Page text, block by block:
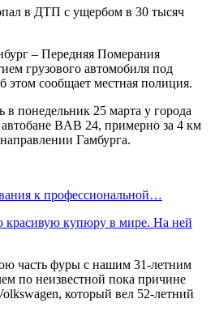
– Передняя Померания
грузового автомобиля под
этом сообщает местная полиция.
понедельник 25 марта у города
BAB 24, примерно за 4 км
Гамбурга.
к профессиональной…
красивую купюру в мире. На ней
часть фуры с нашим 31-летним
по неизвестной пока причине
который вел 52-летний